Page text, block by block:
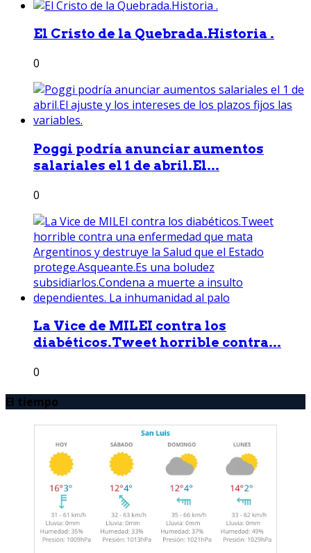
El Cristo de la Quebrada.Historia .
0
Poggi podría anunciar aumentos
salariales el 1 de abril.El...
0
La Vice de MILEI contra los
diabéticos.Tweet horrible contra...
0
El tiempo